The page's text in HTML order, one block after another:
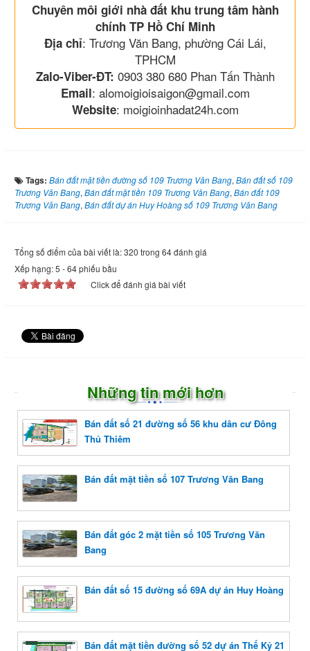
Chuyên môi giới nhà đất khu trung tâm hành
chính TP Hồ Chí Minh
Địa chỉ: Trương Văn Bang, phường Cái Lái,
TPHCM
Zalo-Viber-ĐT: 0903 380 680 Phan Tấn Thành
Email: alomoigioisaigon@gmail.com
Website: moigioinhadat24h.com
Tags: Bán đất mặt tiền đường số 109 Trương Văn Bang, Bán đất số 109
Trương Văn Bang, Bán đất mặt tiền 109 Trương Văn Bang, Bán đất 109
Trương Văn Bang, Bán đất dự án Huy Hoàng số 109 Trương Văn Bang
Tổng số điểm của bài viết là: 320 trong 64 đánh giá
Xếp hạng:5 -64phiếu bầu
Click để đánh giá bài viết
Những tin mới hơn
Bán đất số 21 đường số 56 khu dân cư Đông
Thủ Thiêm
Bán đất mặt tiền số 107 Trương Văn Bang
Bán đất góc 2 mặt tiền số 105 Trương Văn
Bang
Bán đất số 15 đường số 69A dự án Huy Hoàng
Bán đất mặt tiền đường số 52 dự án Thế Kỷ 21